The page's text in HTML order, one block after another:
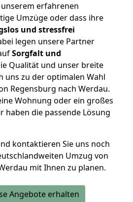
erfahrenen
Umzüge oder dass ihre
und stressfrei
legen unsere Partner
Sorgfalt und
Qualität und unser breite
uns zu der optimalen Wahl
Regensburg nach Werdau.
Wohnung oder ein großes
haben die passende Lösung
kontaktieren Sie uns noch
Umzug von
mit Ihnen zu planen.
Angebote erhalten